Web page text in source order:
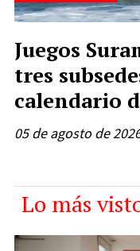
Juegos
tres
calendario
05 de agosto de
Lo más